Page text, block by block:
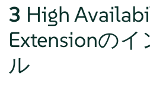
3 High
Extensionの
ル